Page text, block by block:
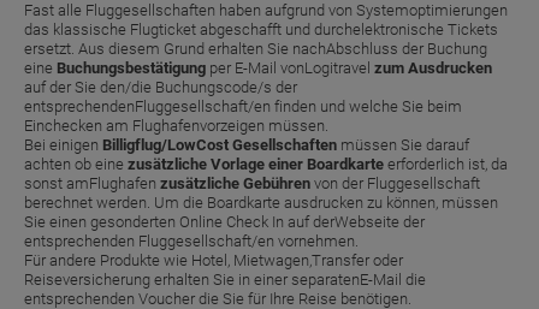
Fast alle Fluggesellschaften haben aufgrund von Systemoptimierungen
das klassische Flugticket abgeschafft und durchelektronische Tickets
ersetzt. Aus diesem Grund erhalten Sie nachAbschluss der Buchung
eine Buchungsbestätigung per E-Mail vonLogitravel zum Ausdrucken
auf der Sie den/die Buchungscode/s der
entsprechendenFluggesellschaft/en finden und welche Sie beim
Einchecken am Flughafenvorzeigen müssen.
Bei einigen Billigflug/LowCost Gesellschaften müssen Sie darauf
achten ob eine zusätzliche Vorlage einer Boardkarte erforderlich ist, da
sonst amFlughafen zusätzliche Gebühren von der Fluggesellschaft
berechnet werden. Um die Boardkarte ausdrucken zu können, müssen
Sie einen gesonderten Online Check In auf derWebseite der
entsprechenden Fluggesellschaft/en vornehmen.
Für andere Produkte wie Hotel, Mietwagen,Transfer oder
Reiseversicherung erhalten Sie in einer separatenE-Mail die
entsprechenden Voucher die Sie für Ihre Reise benötigen.